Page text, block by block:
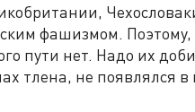
фашизмом. Поэтому,
пути нет. Надо их
тлена, не появлялся в